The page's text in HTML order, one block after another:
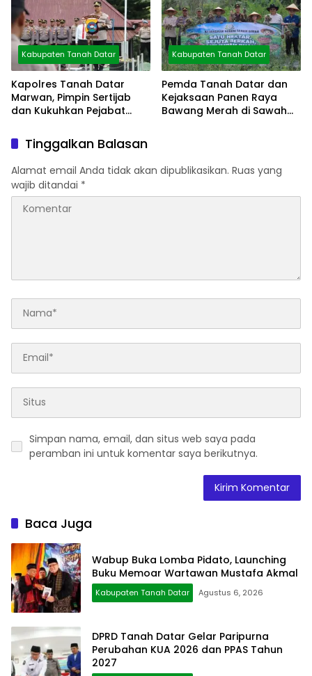
Kabupaten Tanah Datar
Kapolres Tanah Datar
Marwan, Pimpin Sertijab
dan Kukuhkan Pejabat
Kabupaten Tanah Datar
Pemda Tanah Datar dan
Kejaksaan Panen Raya
Bawang Merah di Sawah
Tinggalkan Balasan
Alamat email Anda tidak akan dipublikasikan. Ruas yang
wajib ditandai *
Simpan nama, email, dan situs web saya pada
peramban ini untuk komentar saya berikutnya.
Baca Juga
Wabup Buka Lomba Pidato, Launching
Buku Memoar Wartawan Mustafa Akmal
Kabupaten Tanah Datar Agustus 6, 2026
DPRD Tanah Datar Gelar Paripurna
Perubahan KUA 2026 dan PPAS Tahun
2027